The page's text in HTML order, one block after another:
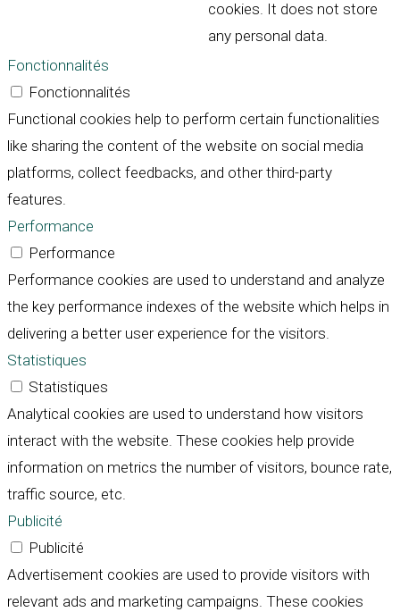
cookies. It does not store
any personal data.
Fonctionnalités
Fonctionnalités
Functional cookies help to perform certain functionalities
like sharing the content of the website on social media
platforms, collect feedbacks, and other third-party
features.
Performance
Performance
Performance cookies are used to understand and analyze
the key performance indexes of the website which helps in
delivering a better user experience for the visitors.
Statistiques
Statistiques
Analytical cookies are used to understand how visitors
interact with the website. These cookies help provide
information on metrics the number of visitors, bounce rate,
traffic source, etc.
Publicité
Publicité
Advertisement cookies are used to provide visitors with
relevant ads and marketing campaigns. These cookies